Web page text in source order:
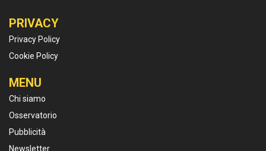
PRIVACY
Privacy Policy
Cookie Policy
MENU
Chi siamo
Osservatorio
Pubblicità
Newsletter